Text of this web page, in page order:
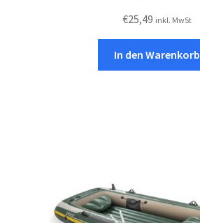
€25,49 inkl. MwSt
In den Warenkorb